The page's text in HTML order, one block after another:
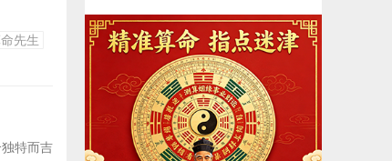
先生
特而吉